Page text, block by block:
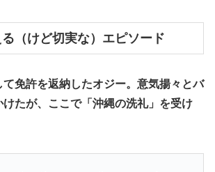
（けど切実な）エピソード
て免許を返納したオジー。意気揚々とバ
けたが、ここで「沖縄の洗礼」を受け